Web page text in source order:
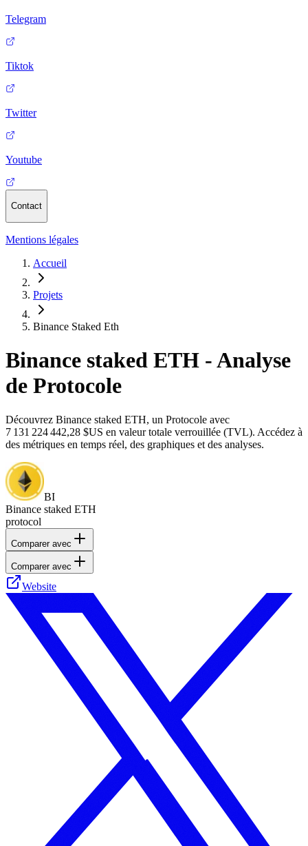
Telegram
Tiktok
Twitter
Youtube
Contact
Mentions légales
Accueil
Projets
Binance Staked Eth
Binance staked ETH - Analyse
de Protocole
Découvrez Binance staked ETH, un Protocole avec
7 131 224 442,28 $US en valeur totale verrouillée (TVL). Accédez à
des métriques en temps réel, des graphiques et des analyses.
BI
Binance staked ETH
protocol
Comparer avec
Comparer avec
Website